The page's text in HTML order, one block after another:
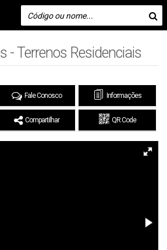
- Terrenos Residenciais
Fale Conosco Informações
Compartilhar QR Code